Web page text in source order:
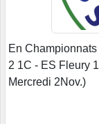
En
2 1C - ES Fleury
Mercredi 2Nov.)